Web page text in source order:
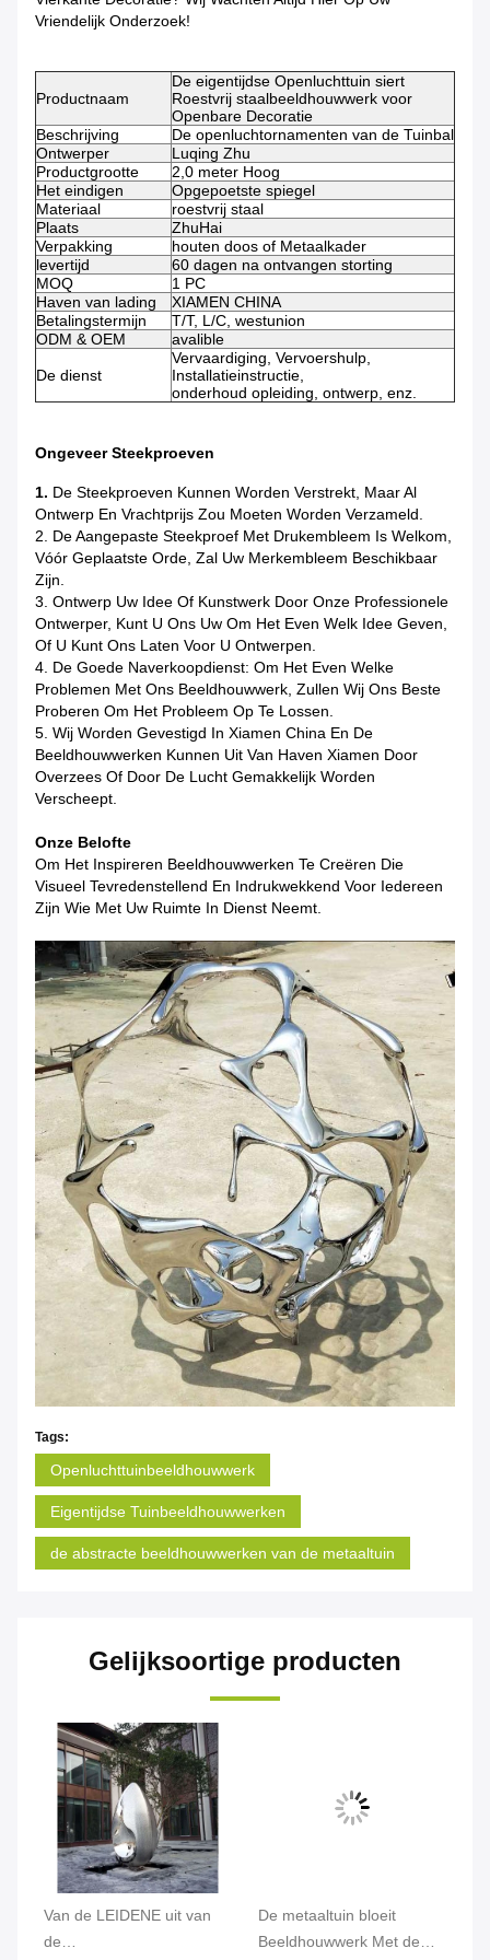
Vriendelijk Onderzoek!
Productnaam
De eigentijdse Openluchttuin siert
Roestvrij staalbeeldhouwwerk voor
Openbare Decoratie
Beschrijving
De openluchtornamenten van de Tuinbal
Ontwerper
Luqing Zhu
Productgrootte
2,0 meter Hoog
Het eindigen
Opgepoetste spiegel
Materiaal
roestvrij staal
Plaats
ZhuHai
Verpakking
houten doos of Metaalkader
levertijd
60 dagen na ontvangen storting
MOQ
1 PC
Haven van lading
XIAMEN CHINA
Betalingstermijn
T/T, L/C, westunion
ODM & OEM
avalible
De dienst
Vervaardiging, Vervoershulp,
Installatieinstructie,
onderhoud opleiding, ontwerp, enz.
Ongeveer Steekproeven
1. De Steekproeven Kunnen Worden Verstrekt, Maar Al
Ontwerp En Vrachtprijs Zou Moeten Worden Verzameld.
2. De Aangepaste Steekproef Met Drukembleem Is Welkom,
Vóór Geplaatste Orde, Zal Uw Merkembleem Beschikbaar
Zijn.
3. Ontwerp Uw Idee Of Kunstwerk Door Onze Professionele
Ontwerper, Kunt U Ons Uw Om Het Even Welk Idee Geven,
Of U Kunt Ons Laten Voor U Ontwerpen.
4. De Goede Naverkoopdienst: Om Het Even Welke
Problemen Met Ons Beeldhouwwerk, Zullen Wij Ons Beste
Proberen Om Het Probleem Op Te Lossen.
5. Wij Worden Gevestigd In Xiamen China En De
Beeldhouwwerken Kunnen Uit Van Haven Xiamen Door
Overzees Of Door De Lucht Gemakkelijk Worden
Verscheept.
Onze Belofte
Om Het Inspireren Beeldhouwwerken Te Creëren Die
Visueel Tevredenstellend En Indrukwekkend Voor Iedereen
Zijn Wie Met Uw Ruimte In Dienst Neemt.
Tags:
Openluchttuinbeeldhouwwerk
Eigentijdse Tuinbeeldhouwwerken
de abstracte beeldhouwwerken van de metaaltuin
Gelijksoortige producten
Van de LEIDENE uit van
de
De metaaltuin bloeit
Beeldhouwwerk Met de